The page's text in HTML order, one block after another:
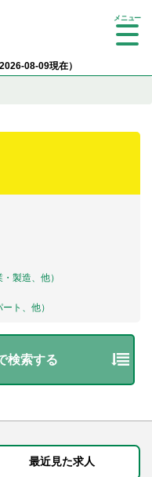
08-09現在）
Tog
製造、他）
ト、他）
検索する
最近見た求人